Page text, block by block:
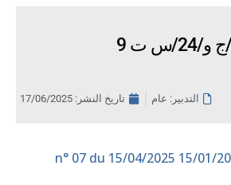
التدبير: عام تاريخ النشر: 17/06/2025